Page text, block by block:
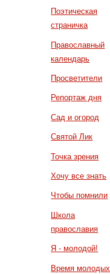
Поэтическая
страничка
Православный
календарь
Просветители
Репортаж дня
Сад и огород
Святой Лик
Точка зрения
Хочу все знать
Чтобы помнили
Школа
православия
Я - молодой!
Время молодых